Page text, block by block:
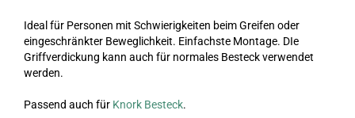
Ideal für Personen mit Schwierigkeiten beim Greifen oder
eingeschränkter Beweglichkeit. Einfachste Montage. DIe
Griffverdickung kann auch für normales Besteck verwendet
werden.
Passend auch für Knork Besteck.